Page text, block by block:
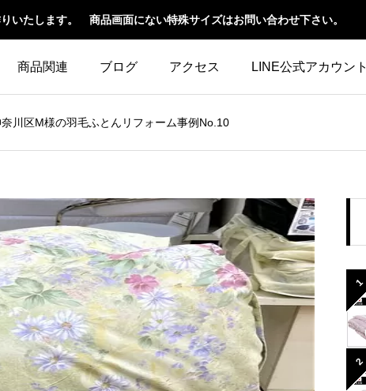
いたします。 商品画面にない特殊サイズはお問い合わせ下さい。
商品関連 ブログ アクセス LINE公式アカウント
川区M様の羽毛ふとんリフォーム事例No.10
1
2